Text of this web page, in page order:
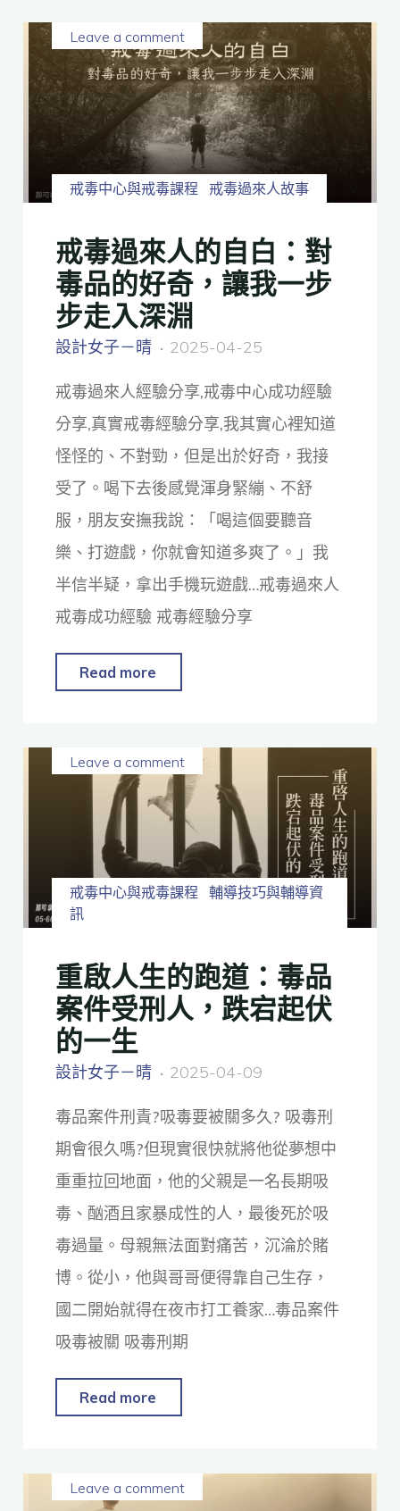
戒毒中心與戒毒課程 戒毒過來人故事
Leave a comment
戒毒過來人的自白：對
毒品的好奇，讓我一步
步走入深淵
設計女子－晴 2025-04-25
戒毒過來人經驗分享,戒毒中心成功經驗
分享,真實戒毒經驗分享,我其實心裡知道
怪怪的、不對勁，但是出於好奇，我接
受了。喝下去後感覺渾身緊繃、不舒
服，朋友安撫我說：「喝這個要聽音
樂、打遊戲，你就會知道多爽了。」我
半信半疑，拿出手機玩遊戲…戒毒過來人
戒毒成功經驗 戒毒經驗分享
Read more
戒毒中心與戒毒課程
輔導技巧與輔導資
訊
Leave a comment
重啟人生的跑道：毒品
案件受刑人，跌宕起伏
的一生
設計女子－晴 2025-04-09
毒品案件刑責?吸毒要被關多久? 吸毒刑
期會很久嗎?但現實很快就將他從夢想中
重重拉回地面，他的父親是一名長期吸
毒、酗酒且家暴成性的人，最後死於吸
毒過量。母親無法面對痛苦，沉淪於賭
博。從小，他與哥哥便得靠自己生存，
國二開始就得在夜市打工養家…毒品案件
吸毒被關 吸毒刑期
Read more
Leave a comment